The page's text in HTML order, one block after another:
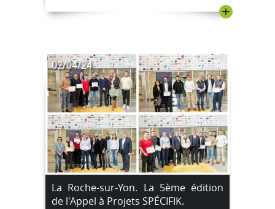
+
02/04/24
La Roche-sur-Yon. La 5ème édition
de l'Appel à Projets SPÉCIFIK.